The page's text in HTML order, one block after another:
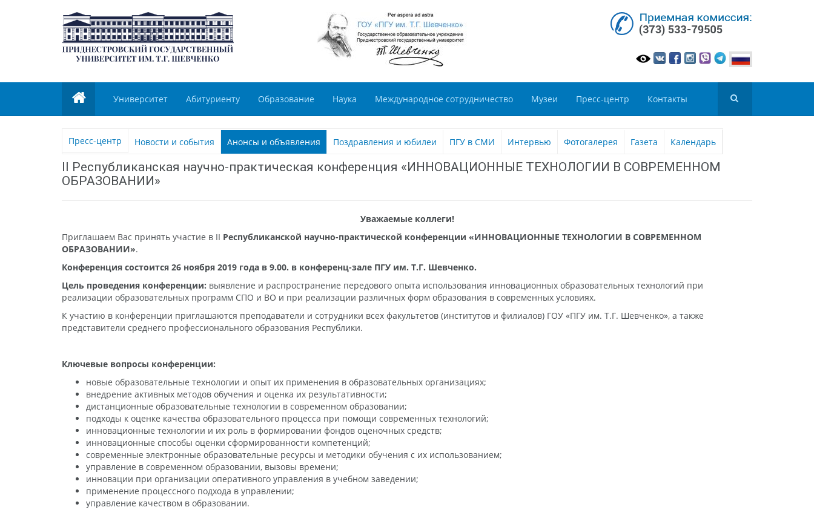
Университет Абитуриенту Образование Наука Международное сотрудничество Музеи Пресс-центр Контакты
Пресс-центр Новости и события Анонсы и объявления Поздравления и юбилеи ПГУ в СМИ Интервью Фотогалерея Газета Календарь
II Республиканская научно-практическая конференция «ИННОВАЦИОННЫЕ ТЕХНОЛОГИИ В СОВРЕМЕННОМ
ОБРАЗОВАНИИ»
Уважаемые коллеги!
Приглашаем Вас принять участие в II Республиканской научно-практической конференции «ИННОВАЦИОННЫЕ ТЕХНОЛОГИИ В СОВРЕМЕННОМ
ОБРАЗОВАНИИ».
Конференция состоится 26 ноября 2019 года в 9.00. в конференц-зале ПГУ им. Т.Г. Шевченко.
Цель проведения конференции: выявление и распространение передового опыта использования инновационных образовательных технологий при
реализации образовательных программ СПО и ВО и при реализации различных форм образования в современных условиях.
К участию в конференции приглашаются преподаватели и сотрудники всех факультетов (институтов и филиалов) ГОУ «ПГУ им. Т.Г. Шевченко», а также
представители среднего профессионального образования Республики.
Ключевые вопросы конференции:
новые образовательные технологии и опыт их применения в образовательных организациях;
внедрение активных методов обучения и оценка их результативности;
дистанционные образовательные технологии в современном образовании;
подходы к оценке качества образовательного процесса при помощи современных технологий;
инновационные технологии и их роль в формировании фондов оценочных средств;
инновационные способы оценки сформированности компетенций;
современные электронные образовательные ресурсы и методики обучения с их использованием;
управление в современном образовании, вызовы времени;
инновации при организации оперативного управления в учебном заведении;
применение процессного подхода в управлении;
управление качеством в образовании.